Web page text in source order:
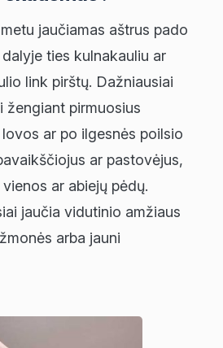
jaučiamas aštrus pado
ties kulnakauliu ar
link pirštų. Dažniausiai
žengiant pirmuosius
ar po ilgesnės poilsio
ar pastovėjus,
ar abiejų pėdų.
jaučia vidutinio amžiaus
arba jauni